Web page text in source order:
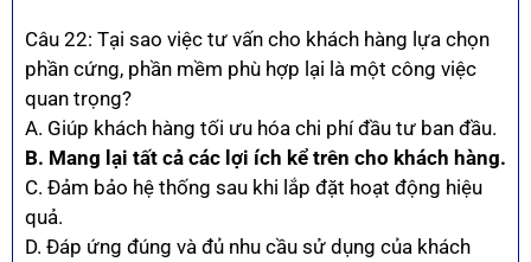
Câu 22: Tại sao việc tư vấn cho khách hàng lựa chọn
phần cứng, phần mềm phù hợp lại là một công việc
quan trọng?
A. Giúp khách hàng tối ưu hóa chi phí đầu tư ban đầu.
B. Mang lại tất cả các lợi ích kể trên cho khách hàng.
C. Đảm bảo hệ thống sau khi lắp đặt hoạt động hiệu
quả.
D. Đáp ứng đúng và đủ nhu cầu sử dụng của khách